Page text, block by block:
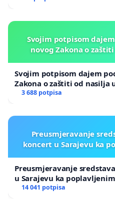
Svojim potpisom
novog Zakona o
Svojim potpisom dajem
Zakona o zaštiti od nasilja
3 688 potpisa
Preusmjeravanje
koncert u Sarajevu ka
Preusmjeravanje
u Sarajevu ka
14 041 potpisa